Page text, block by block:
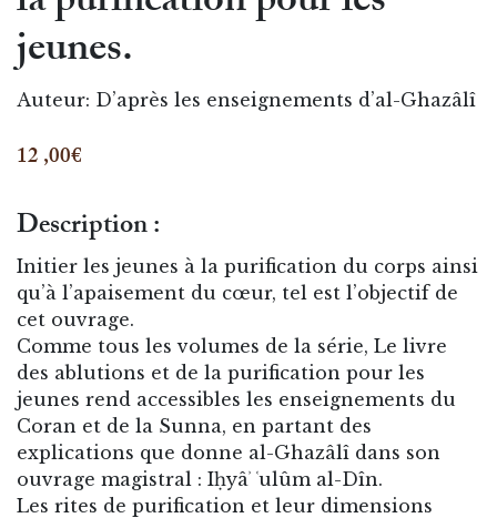
jeunes.
Auteur: D’après les enseignements d’al-Ghazâlî
12 ,00€
Description :
Initier les jeunes à la purification du corps ainsi
qu’à l’apaisement du cœur, tel est l’objectif de
cet ouvrage.
Comme tous les volumes de la série, Le livre
des ablutions et de la purification pour les
jeunes rend accessibles les enseignements du
Coran et de la Sunna, en partant des
explications que donne al-Ghazâlî dans son
ouvrage magistral : Iḥyâʾ ʿulûm al-Dîn.
Les rites de purification et leur dimensions